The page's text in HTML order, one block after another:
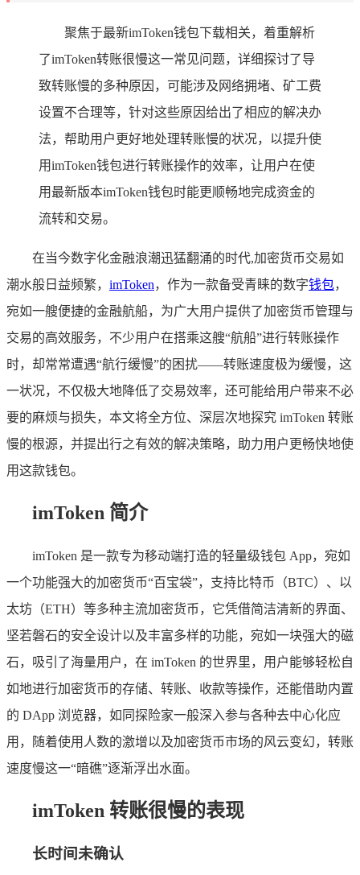
聚焦于最新imToken钱包下载相关，着重解析
了imToken转账很慢这一常见问题，详细探讨了导
致转账慢的多种原因，可能涉及网络拥堵、矿工费
设置不合理等，针对这些原因给出了相应的解决办
法，帮助用户更好地处理转账慢的状况，以提升使
用imToken钱包进行转账操作的效率，让用户在使
用最新版本imToken钱包时能更顺畅地完成资金的
流转和交易。
在当今数字化金融浪潮迅猛翻涌的时代,加密货币交易如
潮水般日益频繁， imToken，作为一款备受青睐的数字钱包，
宛如一艘便捷的金融航船，为广大用户提供了加密货币管理与
交易的高效服务，不少用户在搭乘这艘“航船”进行转账操作
时，却常常遭遇“航行缓慢”的困扰——转账速度极为缓慢，这
一状况，不仅极大地降低了交易效率，还可能给用户带来不必
要的麻烦与损失，本文将全方位、深层次地探究 imToken 转账
慢的根源，并提出行之有效的解决策略，助力用户更畅快地使
用这款钱包。
imToken 简介
imToken 是一款专为移动端打造的轻量级钱包 App，宛如
一个功能强大的加密货币“百宝袋”，支持比特币（BTC）、以
太坊（ETH）等多种主流加密货币，它凭借简洁清新的界面、
坚若磐石的安全设计以及丰富多样的功能，宛如一块强大的磁
石，吸引了海量用户，在 imToken 的世界里，用户能够轻松自
如地进行加密货币的存储、转账、收款等操作，还能借助内置
的 DApp 浏览器，如同探险家一般深入参与各种去中心化应
用，随着使用人数的激增以及加密货币市场的风云变幻，转账
速度慢这一“暗礁”逐渐浮出水面。
imToken 转账很慢的表现
长时间未确认